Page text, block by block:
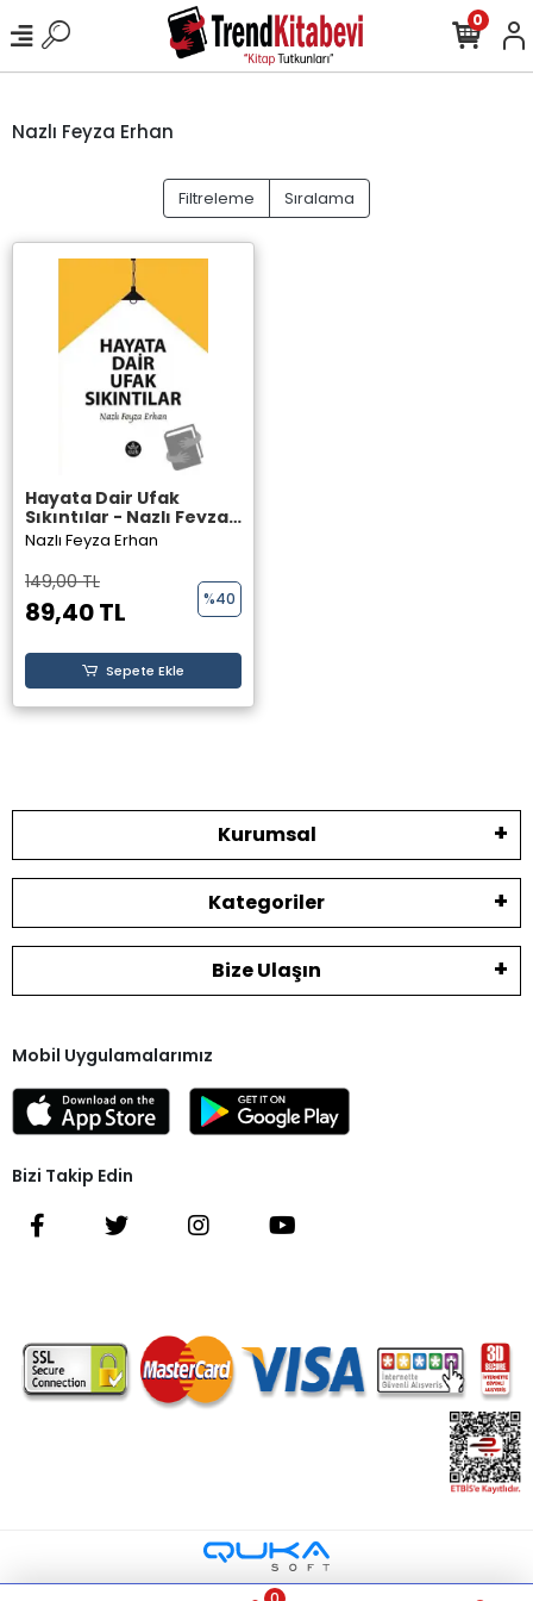
0
Nazlı Feyza Erhan
Filtreleme Sıralama
Hayata Dair Ufak
Sıkıntılar - Nazlı Feyza
Nazlı Feyza Erhan
149,00 TL
89,40 TL %40
Sepete Ekle
Kurumsal
Kategoriler
Bize Ulaşın
Mobil Uygulamalarımız
Bizi Takip Edin